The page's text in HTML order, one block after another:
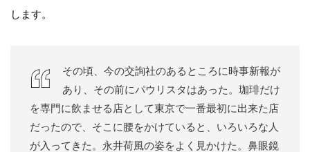
します。
その頃、今の交詢社のあるところに時事新報が
あり、その前にパウリスタはあった。珈琲だけ
を専門に飲ませる店として東京で一番最初に出来た店
だったので、そこに腰をかけていると、いろいろな人
が入ってきた。永井荷風の姿をよく見かけた。鼻眼鏡